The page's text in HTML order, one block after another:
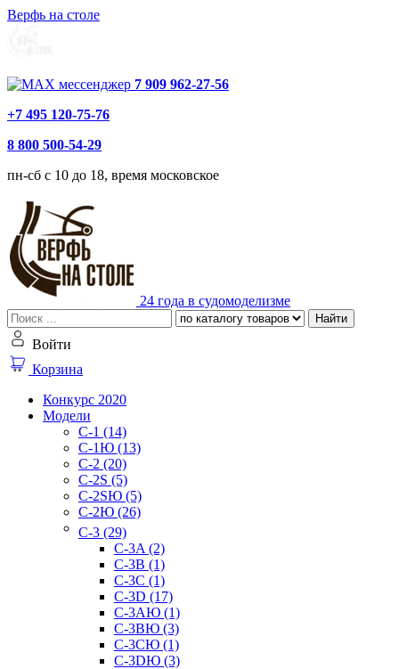
Верфь на столе
7 909 962-27-56
+7 495 120-75-76
8 800 500-54-29
пн-сб с 10 до 18, время московское
24 года в судомоделизме
Найти
Войти
Корзина
Конкурс 2020
Модели
C-1 (14)
C-1Ю (13)
C-2 (20)
C-2S (5)
C-2SЮ (5)
C-2Ю (26)
C-3 (29)
C-3A (2)
C-3B (1)
C-3C (1)
C-3D (17)
C-3AЮ (1)
C-3BЮ (3)
C-3CЮ (1)
C-3DЮ (3)